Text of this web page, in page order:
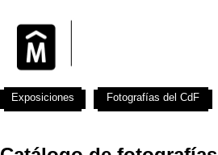
Exposiciones Fotografías del CdF